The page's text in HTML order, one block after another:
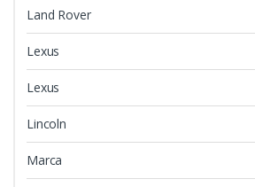
Land Rover
Lexus
Lexus
Lincoln
Marca